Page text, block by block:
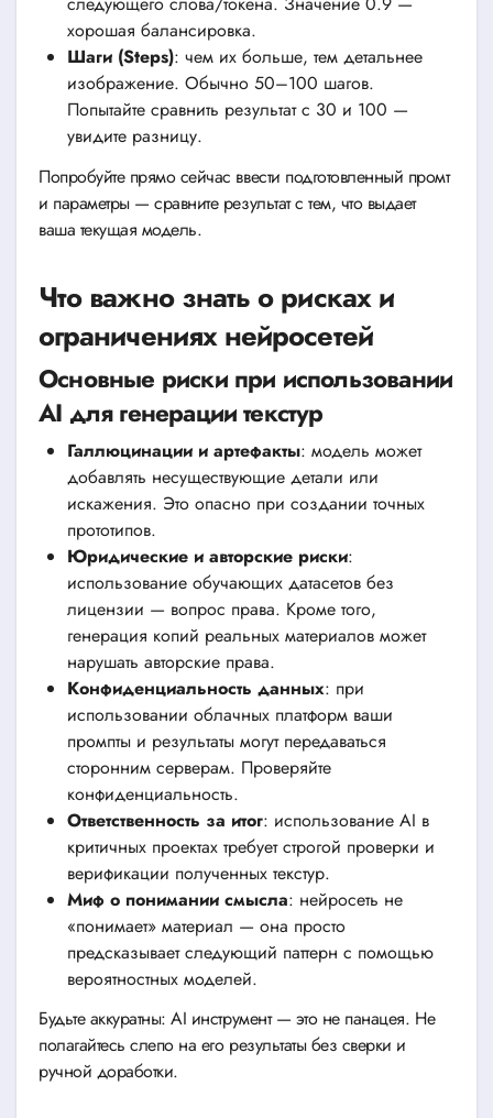
хорошая балансировка.
Шаги (Steps): чем их больше, тем детальнее
изображение. Обычно 50–100 шагов.
Попытайте сравнить результат с 30 и 100 —
увидите разницу.
Попробуйте прямо сейчас ввести подготовленный промт
и параметры — сравните результат с тем, что выдает
ваша текущая модель.
Что важно знать о рисках и
ограничениях нейросетей
Основные риски при использовании
AI для генерации текстур
Галлюцинации и артефакты: модель может
добавлять несуществующие детали или
искажения. Это опасно при создании точных
прототипов.
Юридические и авторские риски:
использование обучающих датасетов без
лицензии — вопрос права. Кроме того,
генерация копий реальных материалов может
нарушать авторские права.
Конфиденциальность данных: при
использовании облачных платформ ваши
промпты и результаты могут передаваться
сторонним серверам. Проверяйте
конфиденциальность.
Ответственность за итог: использование AI в
критичных проектах требует строгой проверки и
верификации полученных текстур.
Миф о понимании смысла: нейросеть не
«понимает» материал — она просто
предсказывает следующий паттерн с помощью
вероятностных моделей.
Будьте аккуратны: AI инструмент — это не панацея. Не
полагайтесь слепо на его результаты без сверки и
ручной доработки.